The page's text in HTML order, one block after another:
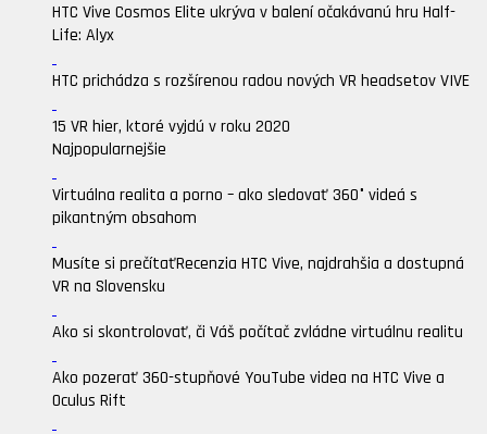
HTC Vive Cosmos Elite ukrýva v balení očakávanú hru Half-
Life: Alyx
HTC prichádza s rozšírenou radou nových VR headsetov VIVE
15 VR hier, ktoré vyjdú v roku 2020
Najpopularnejšie
Virtuálna realita a porno – ako sledovať 360° videá s
pikantným obsahom
Musíte si prečítaťRecenzia HTC Vive, najdrahšia a dostupná
VR na Slovensku
Ako si skontrolovať, či Váš počítač zvládne virtuálnu realitu
Ako pozerať 360-stupňové YouTube videa na HTC Vive a
Oculus Rift